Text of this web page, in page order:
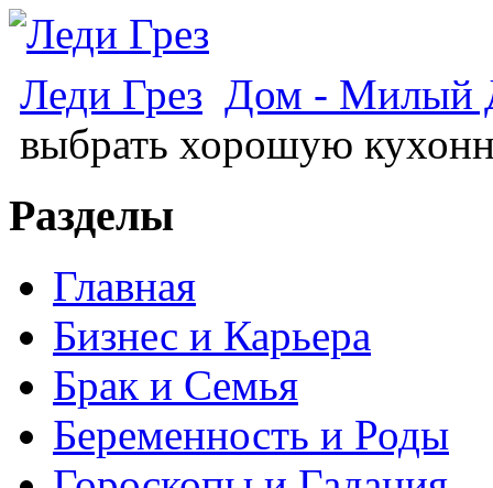
Леди Грез Дом - Милый
выбрать хорошую
Разделы
Главная
Бизнес и Карьера
Брак и Семья
Беременность и Роды